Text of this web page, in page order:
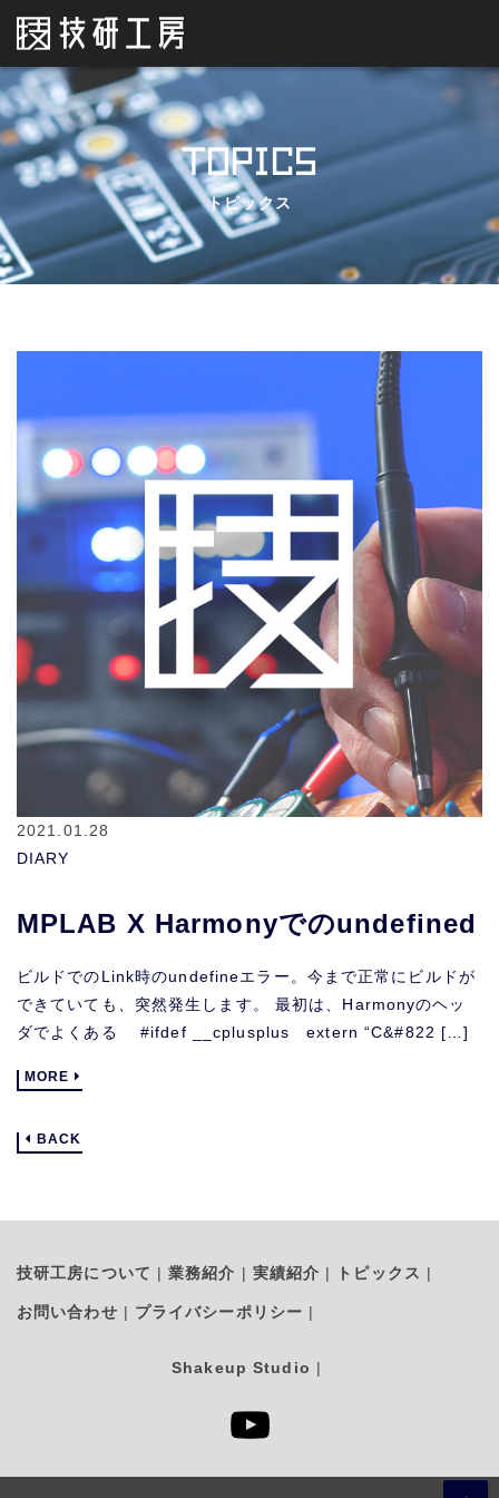
TOPICS
トピックス
2021.01.28
DIARY
MPLAB X Harmonyでのundefined
ビルドでのLink時のundefineエラー。今まで正常にビルドが
できていても、突然発生します。 最初は、Harmonyのヘッ
ダでよくある #ifdef __cplusplus extern “C&#822 […]
MORE
BACK
技研工房について 業務紹介 実績紹介 トピックス
お問い合わせ プライバシーポリシー
Shakeup Studio